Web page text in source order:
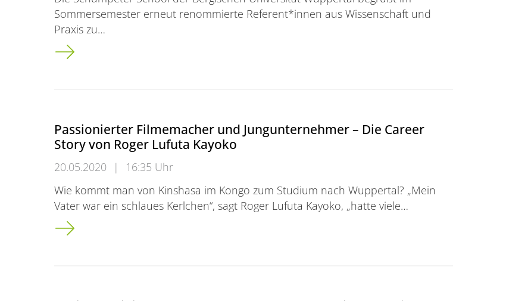
Sommersemester erneut renommierte Referent*innen aus Wissenschaft und
Praxis zu…
Lernen von den Besten – Start der Vortragsreihe „Excellence in Branding“
Passionierter Filmemacher und Jungunternehmer – Die Career
Story von Roger Lufuta Kayoko
20.05.2020 |
16:35 Uhr
Wie kommt man von Kinshasa im Kongo zum Studium nach Wuppertal? „Mein
Vater war ein schlaues Kerlchen“, sagt Roger Lufuta Kayoko, „hatte viele…
Passionierter Filmemacher und Jungunternehmer – <br/>Die Career Story von Roger Lufuta Kayoko